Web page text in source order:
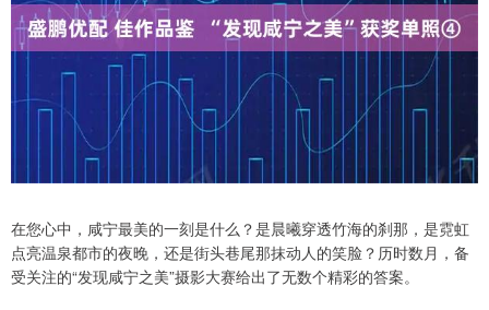
在您心中，咸宁最美的一刻是什么？是晨曦穿透竹海的刹那，是霓虹
点亮温泉都市的夜晚，还是街头巷尾那抹动人的笑脸？历时数月，备
受关注的“发现咸宁之美”摄影大赛给出了无数个精彩的答案。